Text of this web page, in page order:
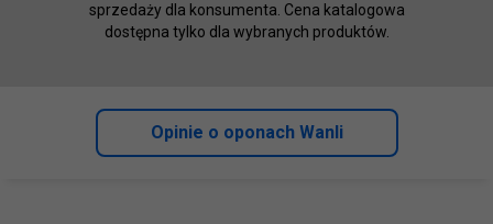
sprzedaży dla konsumenta. Cena katalogowa
dostępna tylko dla wybranych produktów.
Opinie o oponach Wanli